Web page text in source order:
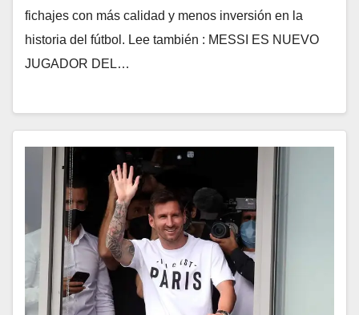
fichajes con más calidad y menos inversión en la
historia del fútbol. Lee también : MESSI ES NUEVO
JUGADOR DEL…